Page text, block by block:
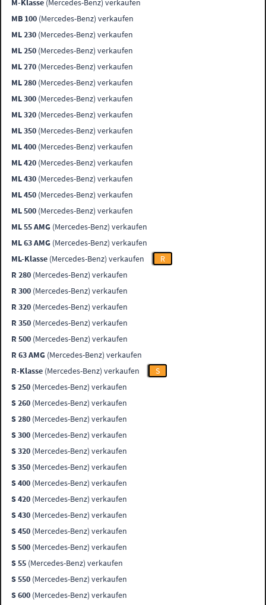
M-Klasse (Mercedes-Benz) verkaufen
MB 100 (Mercedes-Benz) verkaufen
ML 230 (Mercedes-Benz) verkaufen
ML 250 (Mercedes-Benz) verkaufen
ML 270 (Mercedes-Benz) verkaufen
ML 280 (Mercedes-Benz) verkaufen
ML 300 (Mercedes-Benz) verkaufen
ML 320 (Mercedes-Benz) verkaufen
ML 350 (Mercedes-Benz) verkaufen
ML 400 (Mercedes-Benz) verkaufen
ML 420 (Mercedes-Benz) verkaufen
ML 430 (Mercedes-Benz) verkaufen
ML 450 (Mercedes-Benz) verkaufen
ML 500 (Mercedes-Benz) verkaufen
ML 55 AMG (Mercedes-Benz) verkaufen
ML 63 AMG (Mercedes-Benz) verkaufen
ML-Klasse (Mercedes-Benz) verkaufen
R
R 280 (Mercedes-Benz) verkaufen
R 300 (Mercedes-Benz) verkaufen
R 320 (Mercedes-Benz) verkaufen
R 350 (Mercedes-Benz) verkaufen
R 500 (Mercedes-Benz) verkaufen
R 63 AMG (Mercedes-Benz) verkaufen
R-Klasse (Mercedes-Benz) verkaufen
S
S 250 (Mercedes-Benz) verkaufen
S 260 (Mercedes-Benz) verkaufen
S 280 (Mercedes-Benz) verkaufen
S 300 (Mercedes-Benz) verkaufen
S 320 (Mercedes-Benz) verkaufen
S 350 (Mercedes-Benz) verkaufen
S 400 (Mercedes-Benz) verkaufen
S 420 (Mercedes-Benz) verkaufen
S 430 (Mercedes-Benz) verkaufen
S 450 (Mercedes-Benz) verkaufen
S 500 (Mercedes-Benz) verkaufen
S 55 (Mercedes-Benz) verkaufen
S 550 (Mercedes-Benz) verkaufen
S 600 (Mercedes-Benz) verkaufen